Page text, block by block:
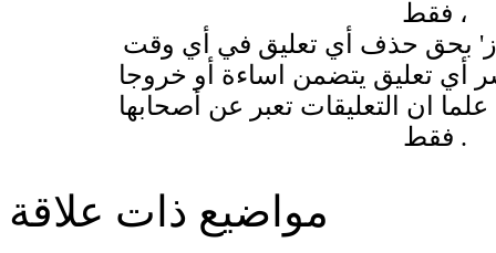
فقط ،
بحق حذف أي تعليق في أي وقت
أي تعليق يتضمن اساءة أو خروجا
ان التعليقات تعبر عن أصحابها
فقط .
مواضيع ذات علاقة